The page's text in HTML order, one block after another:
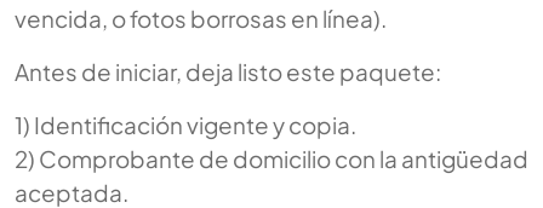
vencida, o fotos borrosas en línea).
Antes de iniciar, deja listo este paquete:
1) Identificación vigente y copia.
2) Comprobante de domicilio con la antigüedad
aceptada.